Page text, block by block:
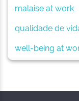
malaise at work
qualidade de
well-being at